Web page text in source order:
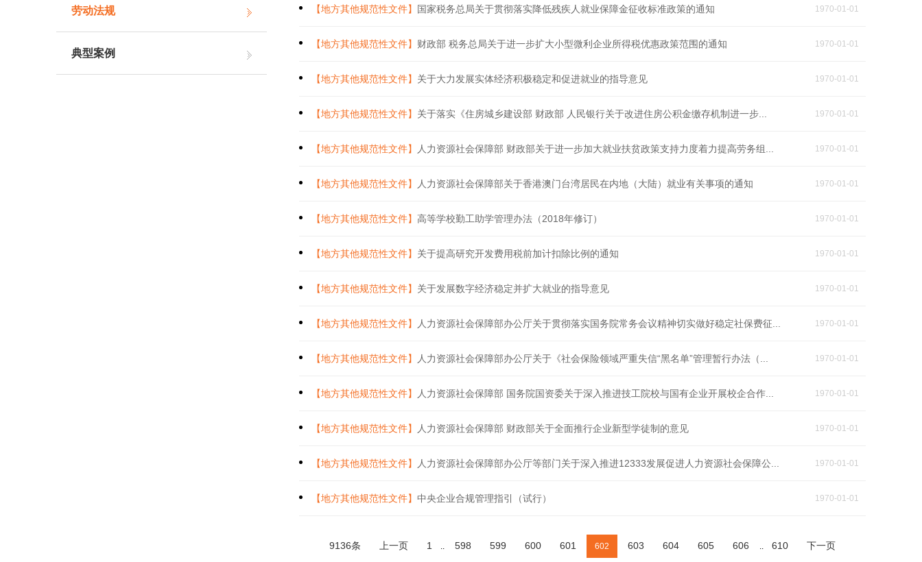
劳动法规
典型案例
【地方其他规范性文件】 国家税务总局关于贯彻落实降低残疾人就业保障金征收标准政策的通知 1970-01-01
【地方其他规范性文件】 财政部 税务总局关于进一步扩大小型微利企业所得税优惠政策范围的通知 1970-01-01
【地方其他规范性文件】 关于大力发展实体经济积极稳定和促进就业的指导意见 1970-01-01
【地方其他规范性文件】 关于落实《住房城乡建设部 财政部 人民银行关于改进住房公积金缴存机制进一步... 1970-01-01
【地方其他规范性文件】 人力资源社会保障部 财政部关于进一步加大就业扶贫政策支持力度着力提高劳务组... 1970-01-01
【地方其他规范性文件】 人力资源社会保障部关于香港澳门台湾居民在内地（大陆）就业有关事项的通知 1970-01-01
【地方其他规范性文件】 高等学校勤工助学管理办法（2018年修订） 1970-01-01
【地方其他规范性文件】 关于提高研究开发费用税前加计扣除比例的通知 1970-01-01
【地方其他规范性文件】 关于发展数字经济稳定并扩大就业的指导意见 1970-01-01
【地方其他规范性文件】 人力资源社会保障部办公厅关于贯彻落实国务院常务会议精神切实做好稳定社保费征... 1970-01-01
【地方其他规范性文件】 人力资源社会保障部办公厅关于《社会保险领域严重失信“黑名单”管理暂行办法（... 1970-01-01
【地方其他规范性文件】 人力资源社会保障部 国务院国资委关于深入推进技工院校与国有企业开展校企合作... 1970-01-01
【地方其他规范性文件】 人力资源社会保障部 财政部关于全面推行企业新型学徒制的意见 1970-01-01
【地方其他规范性文件】 人力资源社会保障部办公厅等部门关于深入推进12333发展促进人力资源社会保障公... 1970-01-01
【地方其他规范性文件】 中央企业合规管理指引（试行） 1970-01-01
9136条 上一页 1 .. 598 599 600 601 602 603 604 605 606 .. 610 下一页